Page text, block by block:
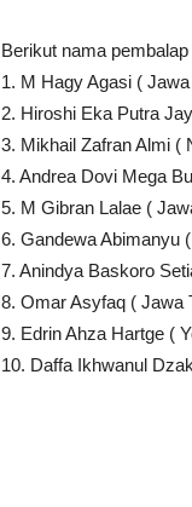
Berikut nama pembalap
1. M Hagy Agasi (
2. Hiroshi Eka Putra
3. Mikhail Zafran Almi (
4. Andrea Dovi Mega
5. M Gibran Lalae (
6. Gandewa Abimanyu
7. Anindya Baskoro
8. Omar Asyfaq ( Jawa
9. Edrin Ahza Hartge (
10. Daffa Ikhwanul